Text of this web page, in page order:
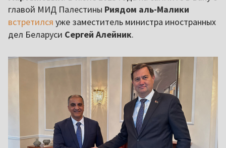
главой МИД Палестины Риядом аль-Малики
встретился уже заместитель министра иностранных
дел Беларуси Сергей Алейник.